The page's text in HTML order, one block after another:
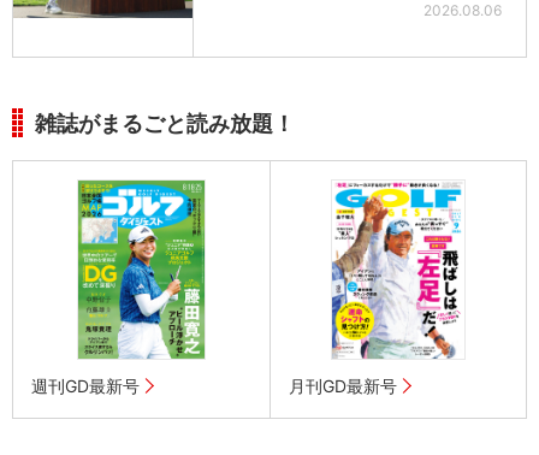
2026.08.06
雑誌がまるごと読み放題！
週刊GD最新号 月刊GD最新号